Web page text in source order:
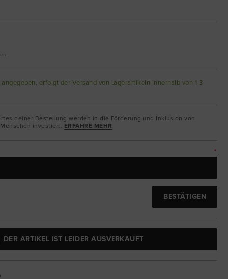
erfolgt der Versand von Lagerartikeln innerhalb von 1-3
deiner Bestellung werden in die Förderung und Inklusion von
investiert. ERFAHRE MEHR
*
BESTÄTIGEN
DER ARTIKEL IST LEIDER AUSVERKAUFT